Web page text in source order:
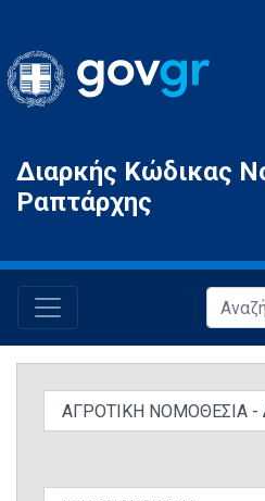
Gov.gr
Διαρκής Κώδικας
Ραπτάρχης